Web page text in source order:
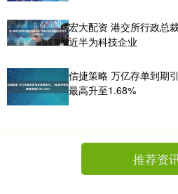
宏大配资 港交所行政总
近半为科技企业
信捷策略 万亿存单到期
最高升至1.68%
推荐资